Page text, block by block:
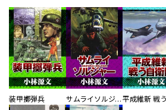
装甲擲弾兵 サムライソルジャー SAMURAI SOLDIER